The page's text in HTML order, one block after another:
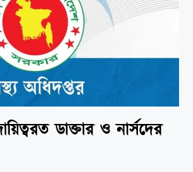
ডাক্তার ও নার্সদের